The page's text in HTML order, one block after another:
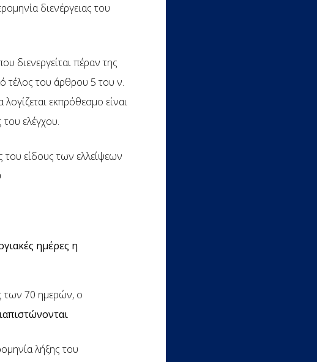
διενέργειας του
διενεργείται πέραν της
τέλος του άρθρου 5 του ν.
εκπρόθεσμο είναι
ελέγχου.
είδους των ελλείψεων
ημέρες η
των 70 ημερών, ο
λήξης του